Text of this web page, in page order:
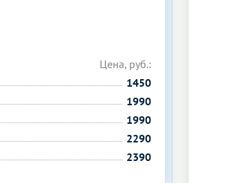
Цена, руб.:
1450
1990
1990
2290
2390